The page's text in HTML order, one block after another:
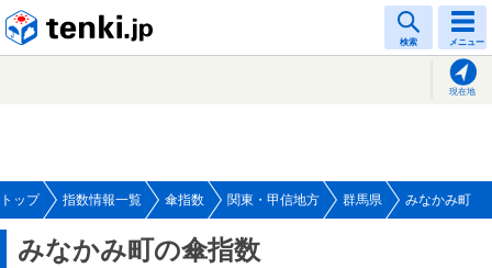
検索 メニュー
現在地
トップ 指数情報一覧 傘指数 関東・甲信地方 群馬県 みなかみ町
みなかみ町の傘指数